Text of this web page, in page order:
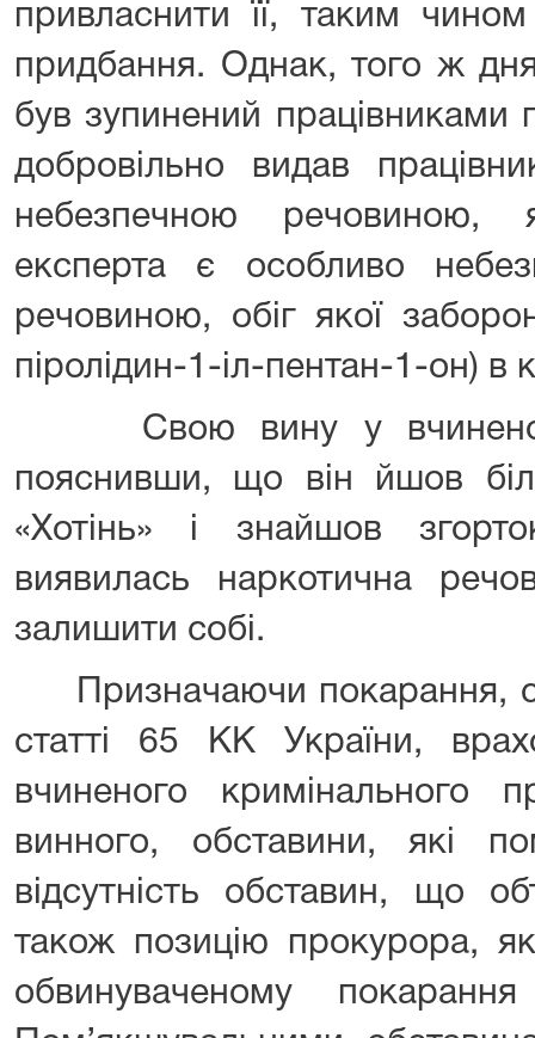
привласнити її, таким чином
придбання. Однак, того ж
був зупинений працівниками
добровільно видав
небезпечною речовиною,
експерта є особливо
речовиною, обіг якої
піролідин-1-іл-пентан-1-он) в
Свою вину у вчиненому
пояснивши, що він йшов
«Хотінь» і знайшов
виявилась наркотична
залишити собі.
Призначаючи покарання,
статті 65 КК України,
вчиненого кримінального
винного, обставини, які
відсутність обставин, що
також позицію прокурора,
обвинуваченому